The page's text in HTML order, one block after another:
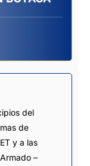
del
de
y a las
–